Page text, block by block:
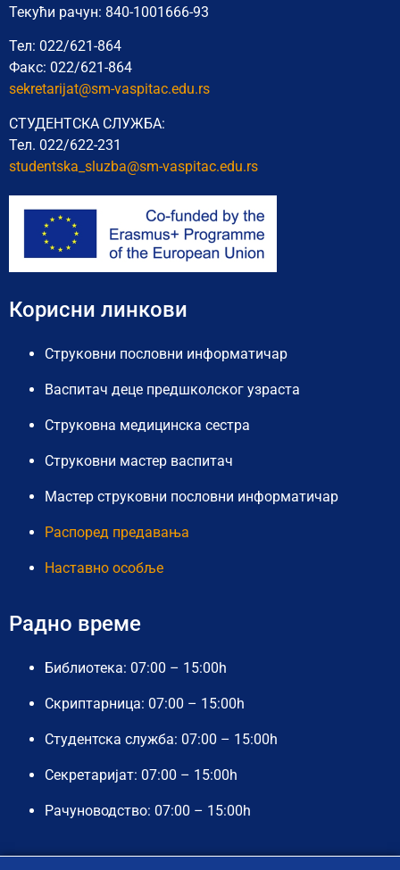
Текући рачун: 840-1001666-93
Тел: 022/621-864
Факс: 022/621-864
sekretarijat@sm-vaspitac.edu.rs
СТУДЕНТСКА СЛУЖБА:
Тел. 022/622-231
studentska_sluzba@sm-vaspitac.edu.rs
Корисни линкови
Струковни пословни информатичар
Васпитач деце предшколског узраста
Струковна медицинска сестра
Струковни мастер васпитач
Мастер струковни пословни информатичар
Распоред предавања
Наставно особље
Радно време
Библиотека: 07:00 – 15:00h
Скриптарница: 07:00 – 15:00h
Студентска служба: 07:00 – 15:00h
Секретаријат: 07:00 – 15:00h
Рачуноводство: 07:00 – 15:00h